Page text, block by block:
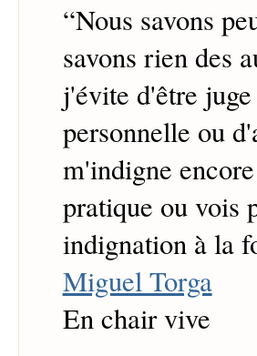
“Nous savons
savons rien des
j'évite d'être
personnelle ou
m'indigne
pratique ou vois
indignation à la
Miguel Torga
En chair vive